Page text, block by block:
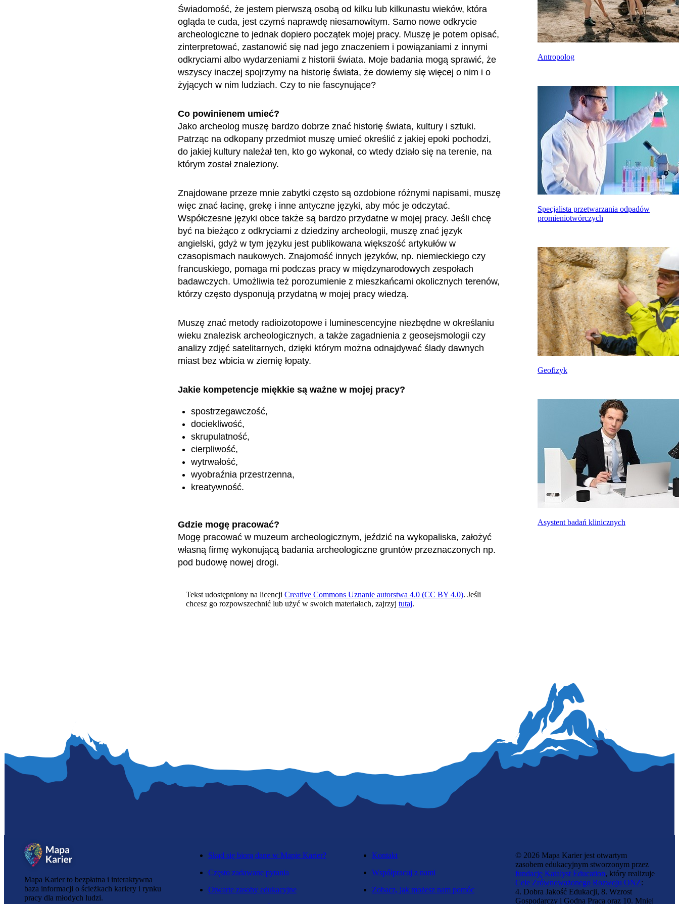
Świadomość, że jestem pierwszą osobą od kilku lub kilkunastu wieków, która
ogląda te cuda, jest czymś naprawdę niesamowitym. Samo nowe odkrycie
archeologiczne to jednak dopiero początek mojej pracy. Muszę je potem opisać,
zinterpretować, zastanowić się nad jego znaczeniem i powiązaniami z innymi
odkryciami albo wydarzeniami z historii świata. Moje badania mogą sprawić, że
wszyscy inaczej spojrzymy na historię świata, że dowiemy się więcej o nim i o
żyjących w nim ludziach. Czy to nie fascynujące?
Co powinienem umieć?
Jako archeolog muszę bardzo dobrze znać historię świata, kultury i sztuki.
Patrząc na odkopany przedmiot muszę umieć określić z jakiej epoki pochodzi,
do jakiej kultury należał ten, kto go wykonał, co wtedy działo się na terenie, na
którym został znaleziony.
Znajdowane przeze mnie zabytki często są ozdobione różnymi napisami, muszę
więc znać łacinę, grekę i inne antyczne języki, aby móc je odczytać.
Współczesne języki obce także są bardzo przydatne w mojej pracy. Jeśli chcę
być na bieżąco z odkryciami z dziedziny archeologii, muszę znać język
angielski, gdyż w tym języku jest publikowana większość artykułów w
czasopismach naukowych. Znajomość innych języków, np. niemieckiego czy
francuskiego, pomaga mi podczas pracy w międzynarodowych zespołach
badawczych. Umożliwia też porozumienie z mieszkańcami okolicznych terenów,
którzy często dysponują przydatną w mojej pracy wiedzą.
Muszę znać metody radioizotopowe i luminescencyjne niezbędne w określaniu
wieku znalezisk archeologicznych, a także zagadnienia z geosejsmologii czy
analizy zdjęć satelitarnych, dzięki którym można odnajdywać ślady dawnych
miast bez wbicia w ziemię łopaty.
Jakie kompetencje miękkie są ważne w mojej pracy?
spostrzegawczość,
dociekliwość,
skrupulatność,
cierpliwość,
wytrwałość,
wyobraźnia przestrzenna,
kreatywność.
Gdzie mogę pracować?
Mogę pracować w muzeum archeologicznym, jeździć na wykopaliska, założyć
własną firmę wykonującą badania archeologiczne gruntów przeznaczonych np.
pod budowę nowej drogi.
Tekst udostępniony na licencji Creative Commons Uznanie autorstwa 4.0 (CC BY 4.0). Jeśli
chcesz go rozpowszechnić lub użyć w swoich materiałach, zajrzyj tutaj.
Antropolog
Specjalista przetwarzania odpadów
promieniotwórczych
Geofizyk
Asystent badań klinicznych
Mapa Karier to bezpłatna i interaktywna
baza informacji o ścieżkach kariery i rynku
pracy dla młodych ludzi.
Skąd się biorą dane w Mapie Karier?
Często zadawane pytania
Otwarte zasoby edukacyjne
Kontakt
Współpracuj z nami
Zobacz, jak możesz nam pomóc
© 2026 Mapa Karier jest otwartym
zasobem edukacyjnym stworzonym przez
fundację Katalyst Education, który realizuje
Cele Zrównoważonego Rozwoju ONZ:
4. Dobra Jakość Edukacji, 8. Wzrost
Gospodarczy i Godna Praca oraz 10. Mniej